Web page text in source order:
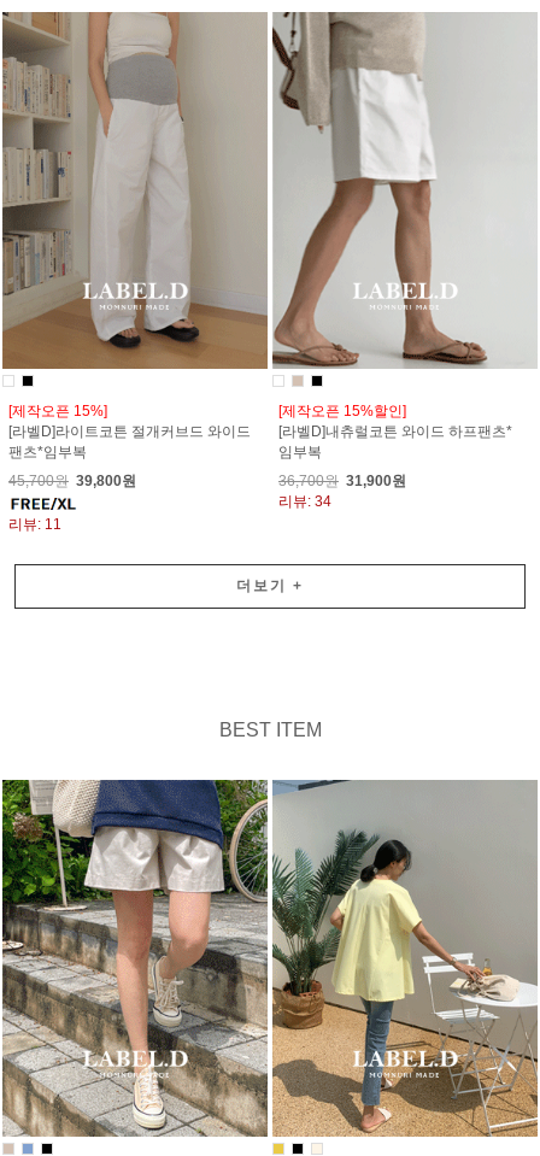
[제작오픈 15%]
[라벨D]라이트코튼 절개커브드 와이드
팬츠*임부복
45,700원 39,800원
리뷰: 11
[제작오픈 15%할인]
[라벨D]내츄럴코튼 와이드 하프팬츠*
임부복
36,700원 31,900원
리뷰: 34
더보기 +
BEST ITEM